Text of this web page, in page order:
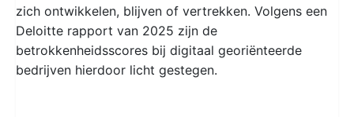
zich ontwikkelen, blijven of vertrekken. Volgens een
Deloitte rapport van 2025 zijn de
betrokkenheidsscores bij digitaal georiënteerde
bedrijven hierdoor licht gestegen.